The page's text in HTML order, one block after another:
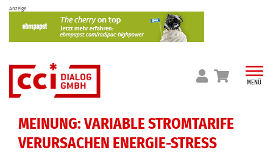
Skip
content
Anzeige
MENÜ
MEINUNG: VARIABLE STROMTARIFE
VERURSACHEN ENERGIE-STRESS